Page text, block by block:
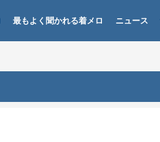
最もよく聞かれる着メロ ニュース